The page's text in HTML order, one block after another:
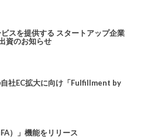
スを提供する スタートアップ企業
資のお知らせ
社EC拡大に向け「Fulfillment by
）」機能をリリース